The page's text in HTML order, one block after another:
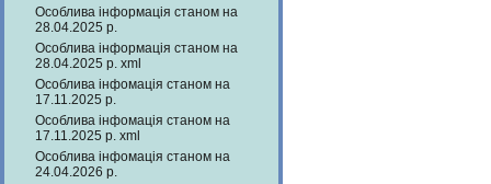
Особлива інформація станом на
28.04.2025 р.
Особлива інформація станом на
28.04.2025 р. xml
Особлива інфомація станом на
17.11.2025 р.
Особлива інфомація станом на
17.11.2025 р. xml
Особлива інфомація станом на
24.04.2026 р.